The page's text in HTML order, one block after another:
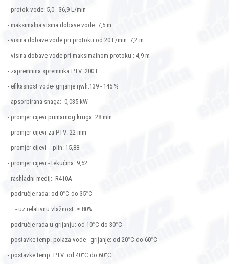
- protok vode: 5,0 - 36,9 L/min
- maksimalna visina dobave vode: 7,5 m
- visina dobave vode pri protoku od 20 L/min: 7,2 m
- visina dobave vode pri maksimalnom protoku : 4,9 m
- zapremnina spremnika PTV: 200 L
- efikasnost vode- grijanje ηwh:139 - 145 %
- apsorbirana snaga: 0,035 kW
- promjer cijevi primarnog kruga: 28 mm
- promjer cijevi za PTV: 22 mm
- promjer cijevi - plin: 15,88
- promjer cijevi - tekućina: 9,52
- rashladni medij: R410A
- područje rada: od 0°C do 35°C
- uz relativnu vlažnost: ≤ 80%
- područje rada u grijanju: od 10°C do 30°C
- postavke temp. polaza vode - grijanje: od 20°C do 60°C
- postavke temp. PTV: od 40°C do 60°C